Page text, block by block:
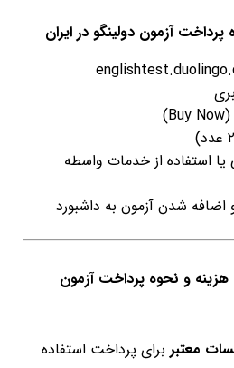
آزمون دولینگو در ایران
یا استفاده از خدمات واسطه
و نحوه پرداخت آزمون
معتبر برای پرداخت استفاده